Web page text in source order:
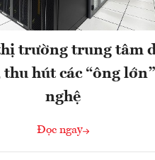
trường trung tâm
hút các “ông
nghệ
Đọc ngay